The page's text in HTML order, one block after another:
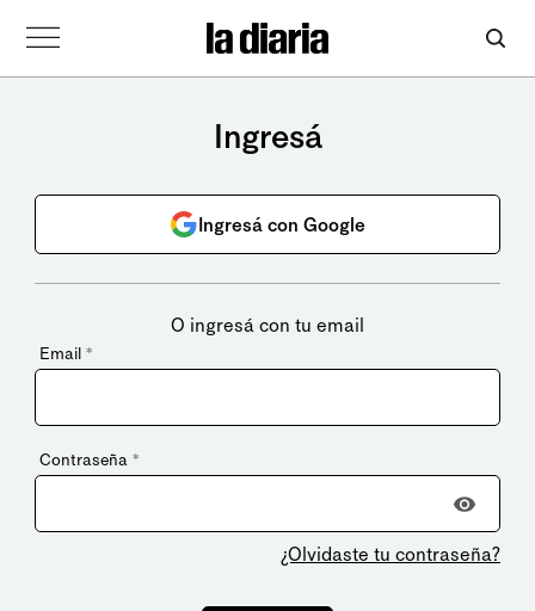
Ingresá
Ingresá con Google
O ingresá con tu email
Email *
Contraseña *
¿Olvidaste tu contraseña?